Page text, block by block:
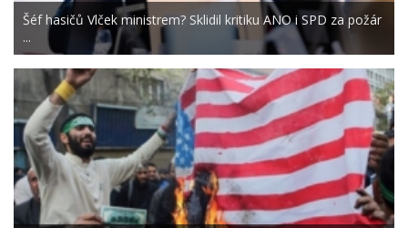
Šéf hasičů Vlček ministrem? Sklidil kritiku ANO i SPD za požár
...